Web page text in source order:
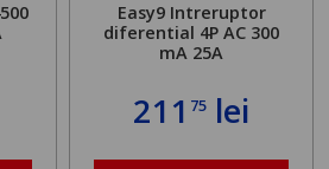
Easy9 Intreruptor
diferential 4P AC 300
mA 25A
211 75 lei